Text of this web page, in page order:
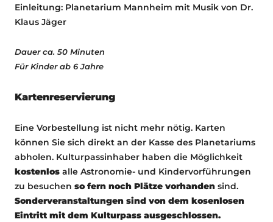
Einleitung: Planetarium Mannheim mit Musik von Dr.
Klaus Jäger
Dauer ca. 50 Minuten
Für Kinder ab 6 Jahre
Kartenreservierung
Eine Vorbestellung ist nicht mehr nötig. Karten
können Sie sich direkt an der Kasse des Planetariums
abholen. Kulturpassinhaber haben die Möglichkeit
kostenlos alle Astronomie- und Kindervorführungen
zu besuchen so fern noch Plätze vorhanden sind.
Sonderveranstaltungen sind von dem kosenlosen
Eintritt mit dem Kulturpass ausgeschlossen.